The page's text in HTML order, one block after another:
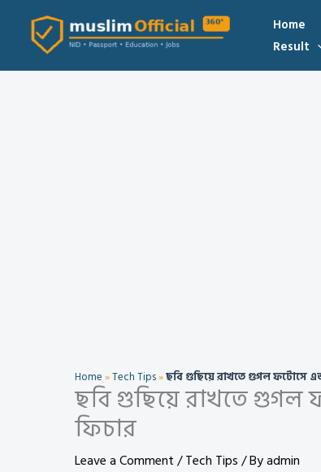
content
Home
Result
Home»Tech Tips»ছবি গুছিয়ে রাখতে গুগল ফটোসে
ছবি গুছিয়ে রাখতে
ফিচার
Leave a Comment/Tech Tips/ Byadmin